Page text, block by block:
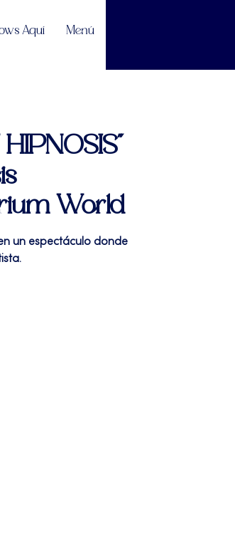
Aquí Menú
World
un espectáculo donde